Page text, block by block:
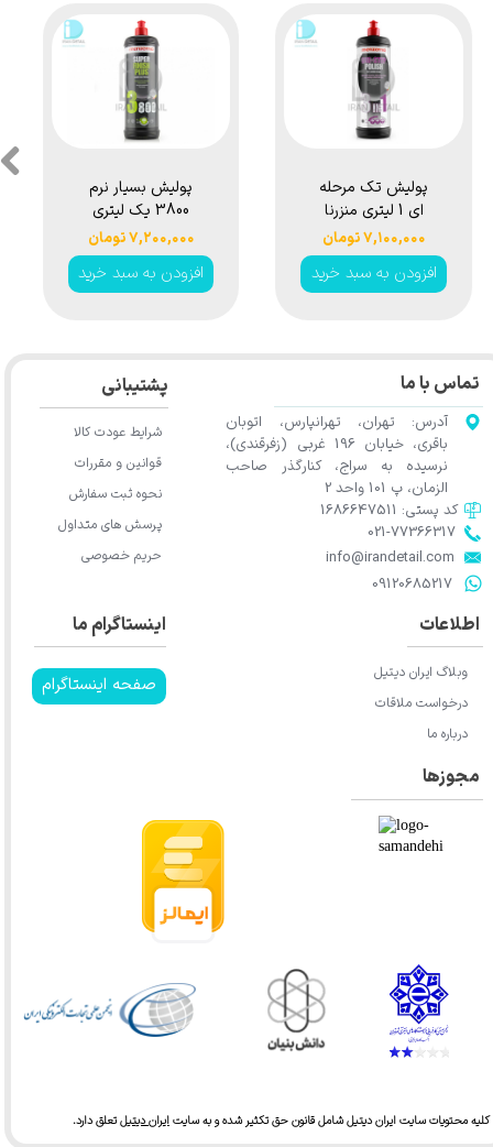
پولیش بسیار نرم
3800 یک لیتری
منزرنا مدل
Menzerna Super
Finish Plus 3800
۷,۲۰۰,۰۰۰ تومان
افزودن به سبد خرید
پولیش تک مرحله
ای 1 لیتری منزرنا
مدل Menzerna
One Step Polish
3IN1 1L
۷,۱۰۰,۰۰۰ تومان
افزودن به سبد خرید
محتویات سایت ایران دیتیل شامل قانون حق تکثیر شده و به سایتایران دیتیلتعلق دارد.​​​​​​​
تماس با ما
آدرس: تهران، تهرانپارس، اتوبان
باقری، خیابان 196 غربی (زفرقندی)،
نرسیده به سراج، کنارگذر صاحب
الزمان، پ 101 واحد 2
​​​​​​​info@irandetail.com
021-77366317​​​​​​​​​​​​​​​​​​​​​
​​​​​​​09120685217​​​​​​​
کد پستی: 1686647511
اینستاگرام ما
صفحه اینستاگرام
اطلاعات
وبلاگ ایران دیتیل
درخواست ملاقات
درباره ما
پشتیبانی
شرایط عودت کالا
قوانین و مقررات
نحوه ثبت سفارش
پرسش های متداول
حریم خصوصی
مجوزها